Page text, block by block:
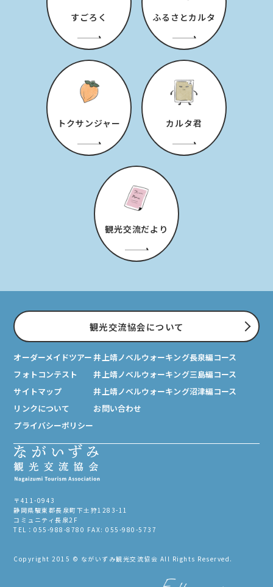
すごろく ふるさとカルタ
トクサンジャー カルタ君
観光交流だより
〒411-0943
静岡県駿東郡長泉町下土狩1283-11
コミュニティ長泉2F
TEL：055-988-8780 FAX: 055-980-5737
Copyright 2015 © ながいずみ観光交流協会 All Rights Reserved.
観光交流協会について
オーダーメイドツアー
フォトコンテスト
サイトマップ
リンクについて
プライバシーポリシー
井上靖ノベルウォーキング長泉編コース
井上靖ノベルウォーキング三島編コース
井上靖ノベルウォーキング沼津編コース
お問い合わせ